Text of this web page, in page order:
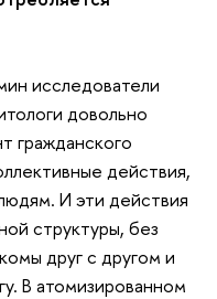
исследователи
довольно
гражданского
действия,
И эти действия
структуры, без
друг с другом и
В атомизированном